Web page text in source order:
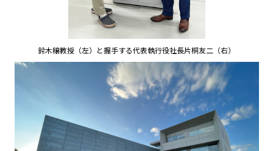
鈴木穣教授（左）と握手する代表執行役社長片桐友二（右）